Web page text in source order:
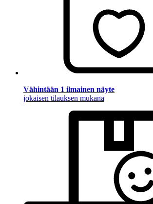
Vähintään 1 ilmainen näyte
jokaisen tilauksen mukana